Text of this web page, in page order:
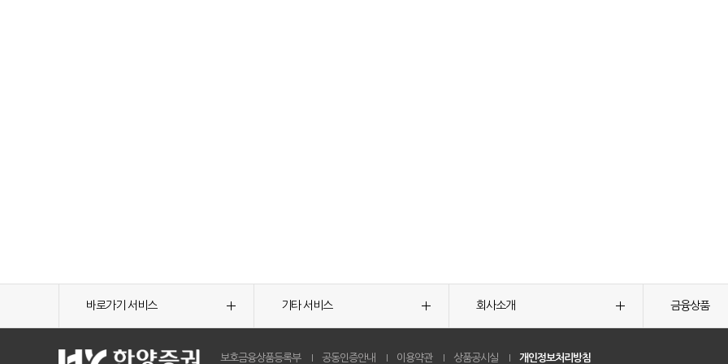
바로가기 서비스 기타 서비스 회사소개 금융상품
보호금융상품등록부 공동인증안내 이용약관 상품공시실 개인정보처리방침